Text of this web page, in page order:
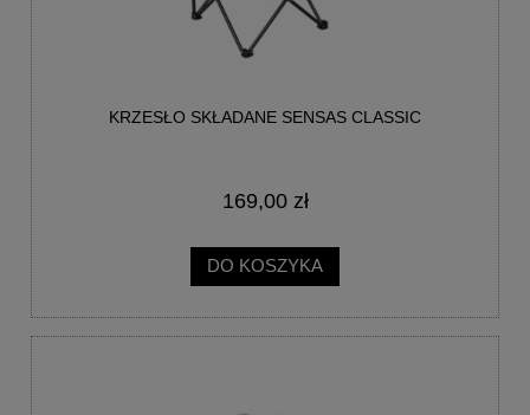
KRZESŁO SKŁADANE SENSAS CLASSIC
169,00 zł
DO KOSZYKA